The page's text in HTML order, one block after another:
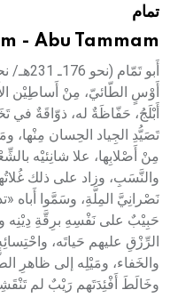
تمام
- Abu Tammam
أَوْسٍ الطّائيّ، مِنْ أَساطِيْن
أَبْلَجُ، حَفّاظَةٌ له، ذوّاقَةٌ في
تَصَيُّدِ الجِياد الحِسان مِنْها،
مِنْ أَصْلابِها، علا شانِئيْه
والنَّسَبِ، وزاد على ذلك
نَصْرانِيَّ المِلَّةِ، وسَمَّوا أَباه
حَبِيْبٌ على نَفْسِهِ برِقَّةِ دِيْنِه
الرِّزْقِ عليهم حَياتَه،
والخَفاء، ومَيْلِه إلى ظاهرِ
وخَالَطَ أَفْئِدَتَهم رَيْبٌ لم